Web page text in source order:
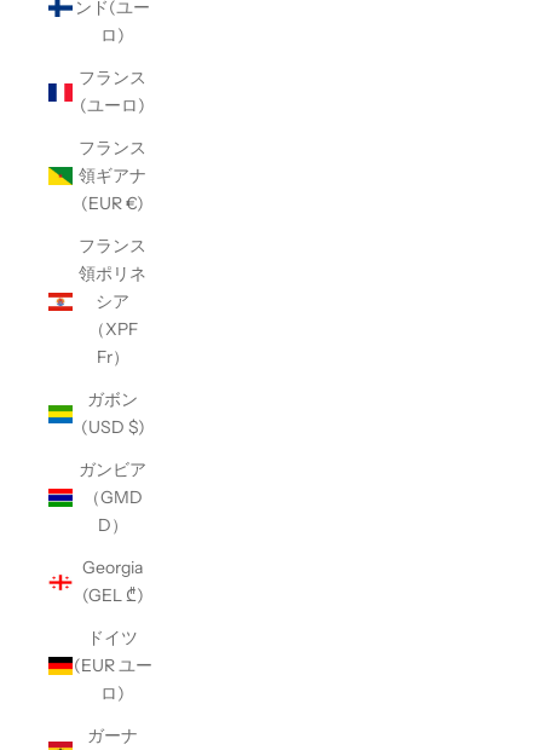
ンド(ユー
ロ)
フランス
(ユーロ)
フランス
領ギアナ
(EUR €)
フランス
領ポリネ
シア
（XPF
Fr）
ガボン
(USD $)
ガンビア
（GMD
D）
Georgia
(GEL ₾)
ドイツ
(EUR ユー
ロ)
ガーナ